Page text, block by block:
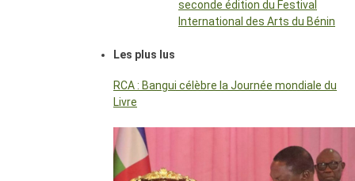
seconde édition du Festival
International des Arts du Bénin
Les plus lus
RCA : Bangui célèbre la Journée mondiale du
Livre